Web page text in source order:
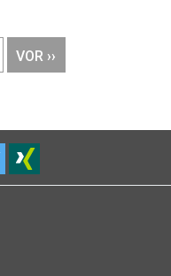
NÄCHSTE
SEITE
VOR ››